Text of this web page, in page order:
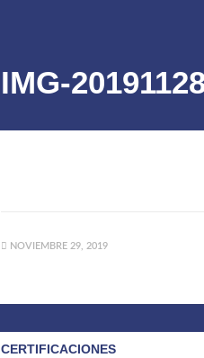
IMG-
NOVIEMBRE 29, 2019
CERTIFICACIONES